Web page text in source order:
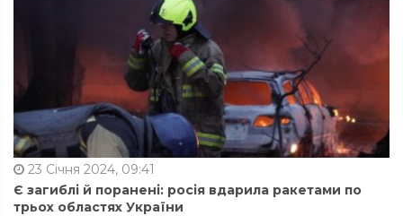
23 Січня 2024, 09:41
Є загиблі й поранені: росія вдарила ракетами по
трьох областях України